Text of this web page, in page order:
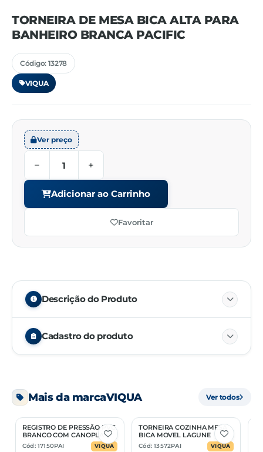
TORNEIRA DE MESA BICA ALTA PARA
BANHEIRO BRANCA PACIFIC
Código: 13278
VIQUA
Ver preço
− +
Adicionar ao Carrinho
Favoritar
Descrição do Produto
Cadastro do produto
Unidade de venda PC
NCM 84818019
Mais da marcaVIQUA Ver todos
2 Opções
REGISTRO DE PRESSÃO PVC
BRANCO COM CANOPLA
Cód: 17150PAI
VIQUA
2 Opções
TORNEIRA COZINHA MESA
BICA MOVEL LAGUNE
Cód: 13572PAI
VIQUA